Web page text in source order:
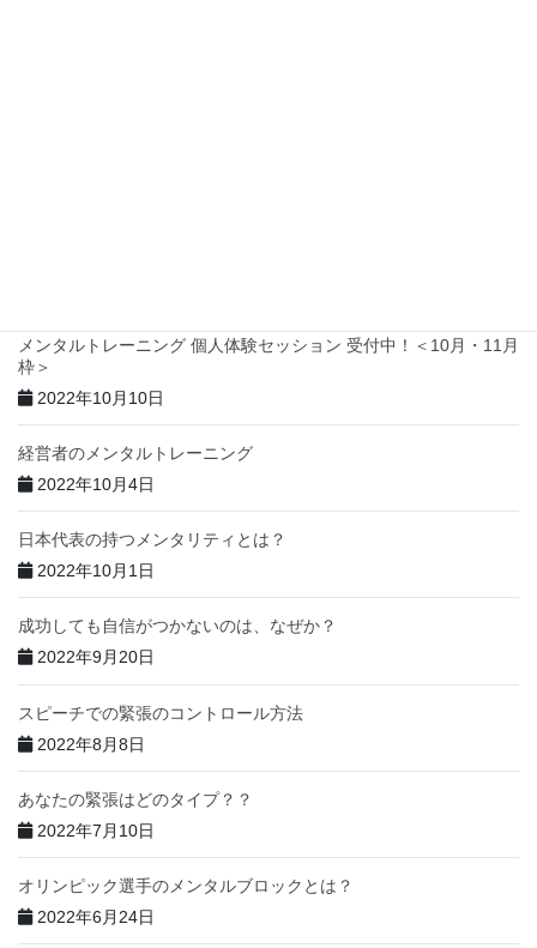
メンタルトレーニング 個人体験セッション 受付中！＜10月・11月
枠＞
2022年10月10日
経営者のメンタルトレーニング
2022年10月4日
日本代表の持つメンタリティとは？
2022年10月1日
成功しても自信がつかないのは、なぜか？
2022年9月20日
スピーチでの緊張のコントロール方法
2022年8月8日
あなたの緊張はどのタイプ？？
2022年7月10日
オリンピック選手のメンタルブロックとは？
2022年6月24日